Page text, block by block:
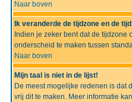
Naar boven
Ik veranderde de tijdzone en de
Indien je zeker bent dat de
onderscheid te maken tussen
Naar boven
Mijn taal is niet in de lijst!
De meest mogelijke redenen is dat
vrij dit te maken. Meer informatie